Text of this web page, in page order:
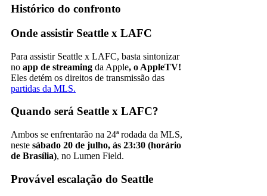
Histórico do confronto
Onde assistir Seattle x LAFC
Para assistir Seattle x LAFC, basta sintonizar
no app de streaming da Apple, o AppleTV!
Eles detém os direitos de transmissão das
partidas da MLS.
Quando será Seattle x LAFC?
Ambos se enfrentarão na 24ª rodada da MLS,
neste sábado 20 de julho, às 23:30 (horário
de Brasília), no Lumen Field.
Provável escalação do Seattle